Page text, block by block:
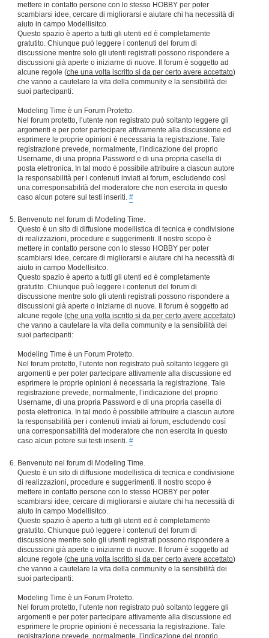
mettere in contatto persone con lo stesso HOBBY per poter
scambiarsi idee, cercare di migliorarsi e aiutare chi ha necessità di
aiuto in campo Modellisitco.
Questo spazio è aperto a tutti gli utenti ed è completamente
gratutito. Chiunque può leggere i contenuti del forum di
discussione mentre solo gli utenti registrati possono rispondere a
discussioni già aperte o iniziarne di nuove. Il forum è soggetto ad
alcune regole (che una volta iscritto si da per certo avere accettato)
che vanno a cautelare la vita della community e la sensibilità dei
suoi partecipanti:
Modeling Time è un Forum Protetto.
Nel forum protetto, l’utente non registrato può soltanto leggere gli
argomenti e per poter partecipare attivamente alla discussione ed
esprimere le proprie opinioni è necessaria la registrazione. Tale
registrazione prevede, normalmente, l’indicazione del proprio
Username, di una propria Password e di una propria casella di
posta elettronica. In tal modo è possibile attribuire a ciascun autore
la responsabilità per i contenuti inviati ai forum, escludendo così
una corresponsabilità del moderatore che non esercita in questo
caso alcun potere sui testi inseriti. #
Benvenuto nel forum di Modeling Time.
Questo è un sito di diffusione modellistica di tecnica e condivisione
di realizzazioni, procedure e suggerimenti. Il nostro scopo è
mettere in contatto persone con lo stesso HOBBY per poter
scambiarsi idee, cercare di migliorarsi e aiutare chi ha necessità di
aiuto in campo Modellisitco.
Questo spazio è aperto a tutti gli utenti ed è completamente
gratutito. Chiunque può leggere i contenuti del forum di
discussione mentre solo gli utenti registrati possono rispondere a
discussioni già aperte o iniziarne di nuove. Il forum è soggetto ad
alcune regole (che una volta iscritto si da per certo avere accettato)
che vanno a cautelare la vita della community e la sensibilità dei
suoi partecipanti:
Modeling Time è un Forum Protetto.
Nel forum protetto, l’utente non registrato può soltanto leggere gli
argomenti e per poter partecipare attivamente alla discussione ed
esprimere le proprie opinioni è necessaria la registrazione. Tale
registrazione prevede, normalmente, l’indicazione del proprio
Username, di una propria Password e di una propria casella di
posta elettronica. In tal modo è possibile attribuire a ciascun autore
la responsabilità per i contenuti inviati ai forum, escludendo così
una corresponsabilità del moderatore che non esercita in questo
caso alcun potere sui testi inseriti. #
Benvenuto nel forum di Modeling Time.
Questo è un sito di diffusione modellistica di tecnica e condivisione
di realizzazioni, procedure e suggerimenti. Il nostro scopo è
mettere in contatto persone con lo stesso HOBBY per poter
scambiarsi idee, cercare di migliorarsi e aiutare chi ha necessità di
aiuto in campo Modellisitco.
Questo spazio è aperto a tutti gli utenti ed è completamente
gratutito. Chiunque può leggere i contenuti del forum di
discussione mentre solo gli utenti registrati possono rispondere a
discussioni già aperte o iniziarne di nuove. Il forum è soggetto ad
alcune regole (che una volta iscritto si da per certo avere accettato)
che vanno a cautelare la vita della community e la sensibilità dei
suoi partecipanti:
Modeling Time è un Forum Protetto.
Nel forum protetto, l’utente non registrato può soltanto leggere gli
argomenti e per poter partecipare attivamente alla discussione ed
esprimere le proprie opinioni è necessaria la registrazione. Tale
registrazione prevede, normalmente, l’indicazione del proprio